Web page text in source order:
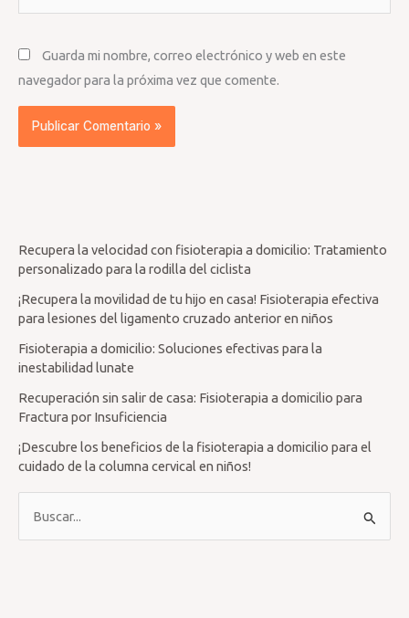
Guarda mi nombre, correo electrónico y web en este
navegador para la próxima vez que comente.
Recupera la velocidad con fisioterapia a domicilio: Tratamiento
personalizado para la rodilla del ciclista
¡Recupera la movilidad de tu hijo en casa! Fisioterapia efectiva
para lesiones del ligamento cruzado anterior en niños
Fisioterapia a domicilio: Soluciones efectivas para la
inestabilidad lunate
Recuperación sin salir de casa: Fisioterapia a domicilio para
Fractura por Insuficiencia
¡Descubre los beneficios de la fisioterapia a domicilio para el
cuidado de la columna cervical en niños!